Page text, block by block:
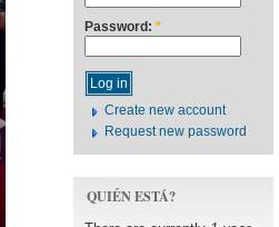
Password: *
Create new account
Request new password
QUIÉN ESTÁ?